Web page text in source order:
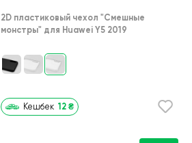
2D пластиковый чехол "Cмешные
монстры" для Huawei Y5 2019
Кешбек 12 ₴